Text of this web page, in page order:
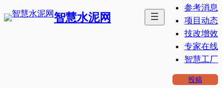
智慧水泥网
参考消息
项目动态
技改增效
专家在线
智慧工厂
投稿